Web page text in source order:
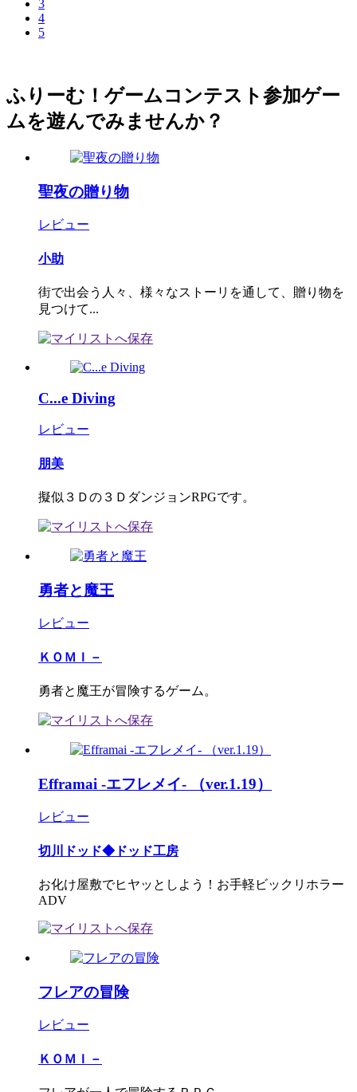
3
4
5
ふりーむ！ゲームコンテスト参加ゲー
ムを遊んでみませんか？
聖夜の贈り物
レビュー
小助
街で出会う人々、様々なストーリを通して、贈り物を
見つけて...
C...e Diving
レビュー
朋美
擬似３Ｄの３ＤダンジョンRPGです。
勇者と魔王
レビュー
ＫＯＭＩ－
勇者と魔王が冒険するゲーム。
Efframai -エフレメイ- （ver.1.19）
レビュー
切川ドッド◆ドッド工房
お化け屋敷でヒヤッとしよう！お手軽ビックリホラー
ADV
フレアの冒険
レビュー
ＫＯＭＩ－